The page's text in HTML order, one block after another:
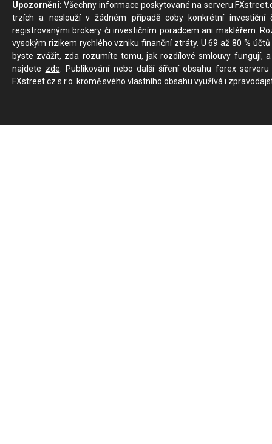
Upozornění: Všechny informace poskytované na serveru
trzích a neslouží v žádném případě coby konkrétní investiční
registrovanými brokery či investičním poradcem ani makléřem.
vysokým rizikem rychlého vzniku finanční ztráty. U 69 až 80 %
byste zvážit, zda rozumíte tomu, jak rozdílové smlouvy fungují,
najdete zde. Publikování nebo další šíření obsahu forex
FXstreet.cz s.r.o. kromě svého vlastního obsahu využívá i